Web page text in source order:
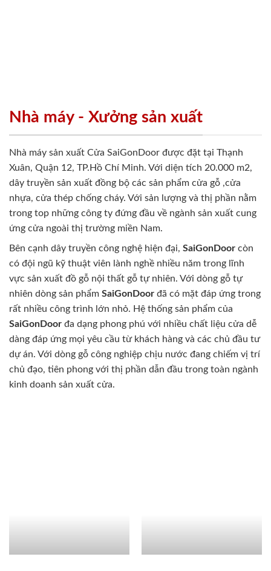
Nhà máy - Xưởng sản xuất
Nhà máy sản xuất Cửa SaiGonDoor được đặt tại Thạnh
Xuân, Quận 12, TP.Hồ Chí Minh. Với diện tích 20.000 m2,
dây truyền sản xuất đồng bộ các sản phẩm cửa gỗ ,cửa
nhựa, cửa thép chống cháy. Với sản lượng và thị phần nằm
trong top những công ty đứng đầu về ngành sản xuất cung
ứng cửa ngoài thị trường miền Nam.
Bên cạnh dây truyền công nghệ hiện đại, SaiGonDoor còn
có đội ngũ kỹ thuật viên lành nghề nhiều năm trong lĩnh
vực sản xuất đồ gỗ nội thất gỗ tự nhiên. Với dòng gỗ tự
nhiên dòng sản phẩm SaiGonDoor đã có mặt đáp ứng trong
rất nhiều công trình lớn nhỏ. Hệ thống sản phẩm của
SaiGonDoor đa dạng phong phú với nhiều chất liệu cửa dễ
dàng đáp ứng mọi yêu cầu từ khách hàng và các chủ đầu tư
dự án. Với dòng gỗ công nghiệp chịu nước đang chiếm vị trí
chủ đạo, tiên phong với thị phần dẫn đầu trong toàn ngành
kinh doanh sản xuất cửa.